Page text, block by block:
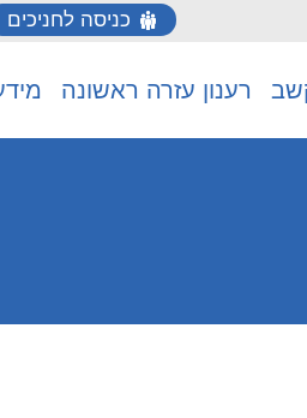
כניסה לחניכים
רענון עזרה ראשונה